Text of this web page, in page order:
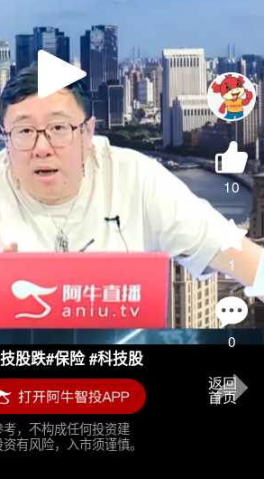
Play
Video
10
1
0
股跌#保险 #科技股
，不构成任何投资建
有风险，入市须谨慎。